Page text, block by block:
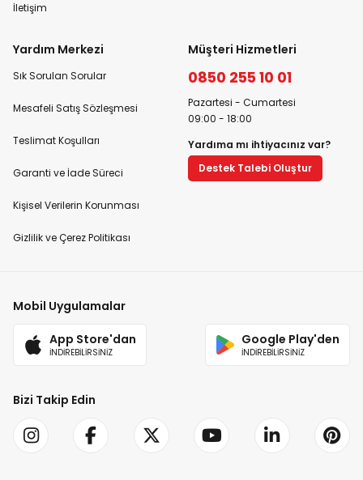
İletişim
Yardım Merkezi
Sık Sorulan Sorular
Mesafeli Satış Sözleşmesi
Teslimat Koşulları
Garanti ve İade Süreci
Kişisel Verilerin Korunması
Gizlilik ve Çerez Politikası
Müşteri Hizmetleri
0850 255 10 01
Pazartesi - Cumartesi
09:00 - 18:00
Yardıma mı ihtiyacınız var?
Destek Talebi Oluştur
Mobil Uygulamalar
App Store'dan
İNDİREBİLİRSİNİZ
Google Play'den
İNDİREBİLİRSİNİZ
Bizi Takip Edin